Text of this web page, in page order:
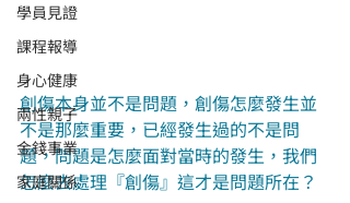
學員見證
課程報導
身心健康
兩性親子
金錢事業
家庭關係
創傷本身並不是問題，創傷怎麼發生並
不是那麼重要，已經發生過的不是問
題，問題是怎麼面對當時的發生，我們
怎麼去處理『創傷』這才是問題所在？